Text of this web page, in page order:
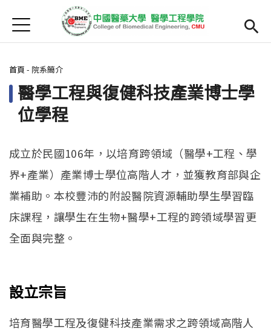
首頁
最新消息
Open submenu (院系簡介)
院系簡介
院長簡介
Open
師資
Open submenu (課程)
課程
招生
Open submenu (法規/表單)
法規/表單
Jump to Main content
您在這裡
首頁 - 院系簡介
醫學工程與復健科技產業博士學
位學程
成立於民國106年，以培育跨領域（醫學+工程、學
界+產業）產業博士學位高階人才，並獲教育部與企
業補助。本校豐沛的附設醫院資源輔助學生學習臨
床課程，讓學生在生物+醫學+工程的跨領域學習更
全面與完整。
設立宗旨
培育醫學工程及復健科技產業需求之跨領域高階人